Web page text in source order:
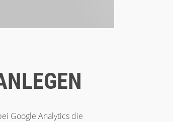
Google Analytics die